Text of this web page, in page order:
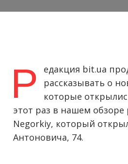
Р
едакция bit.ua
рассказывать о
которые
этот раз в нашем обзоре
Negorkiy, который
Антоновича, 74.